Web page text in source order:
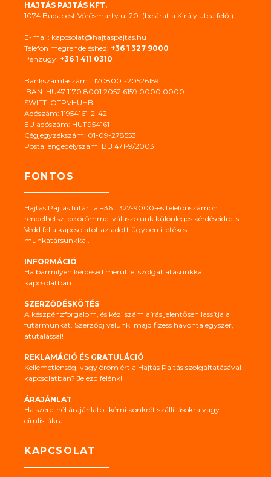
HAJTÁS PAJTÁS KFT.
1074 Budapest Vörösmarty u. 20. (bejárat a Király utca felől)
E-mail: kapcsolat@hajtaspajtas.hu
Telefon megrendeléshez: +36 1 327 9000
Pénzügy: +36 1 411 0310
Bankszámlaszám: 11708001-20526159
IBAN: HU47 1170 8001 2052 6159 0000 0000
SWIFT: OTPVHUHB
Adószám: 11954161-2-42
EU adószám: HU11954161
Cégjegyzékszám: 01-09-278553
Postai engedélyszám: BB 471-9/2003
FONTOS
Hajtás Pajtás futárt a +36 1 327-9000-es telefonszámon
rendelhetsz, de örömmel válaszolunk különleges kérdéseidre is.
Vedd fel a kapcsolatot az adott ügyben illetékes
munkatársunkkal.
INFORMÁCIÓ
Ha bármilyen kérdésed merül fel szolgáltatásunkkal
kapcsolatban.
SZERZŐDÉSKÖTÉS
A készpénzforgalom, és kézi számlaírás jelentősen lassítja a
futármunkát. Szerződj velünk, majd fizess havonta egyszer,
átutalással!
REKLAMÁCIÓ ÉS GRATULÁCIÓ
Kellemetlenség, vagy öröm ért a Hajtás Pajtás szolgáltatásával
kapcsolatban? Jelezd felénk!
ÁRAJÁNLAT
Ha szeretnél árajánlatot kérni konkrét szállításokra vagy
címlistákra...
KAPCSOLAT